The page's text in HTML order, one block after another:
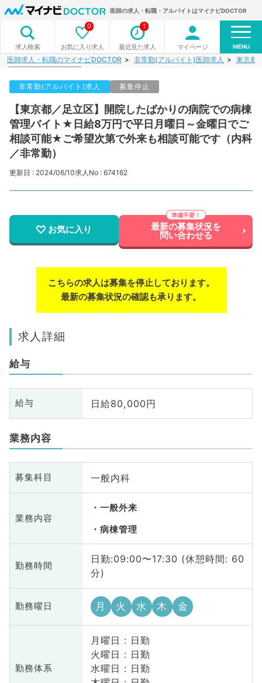
医師の求人・転職・アルバイトはマイナビDOCTOR
求人検索 お気に入り求人
0
最近見た求人
1
マイページ MENU
医師求人・転職のマイナビDOCTOR 非常勤(アルバイト)医師求人 東京都
非常勤(アルバイト)求人 募集停止
【東京都／足立区】開院したばかりの病院での病棟
管理バイト★日給8万円で平日月曜日～金曜日でご
相談可能★ご希望次第で外来も相談可能です（内科
／非常勤）
更新日 : 2024/06/10求人No : 674162
お気に入り 最新の募集状況を
問い合わせる
こちらの求人は募集を停止しております。
最新の募集状況の確認も承ります。
求人詳細
給与
給与 日給80,000円
業務内容
募集科目 一般内科
業務内容
一般外来
病棟管理
勤務時間
日勤:09:00〜17:30 (休憩時間: 60
分)
勤務曜日 月 火 水 木 金
勤務体系
月曜日 : 日勤
火曜日 : 日勤
水曜日 : 日勤